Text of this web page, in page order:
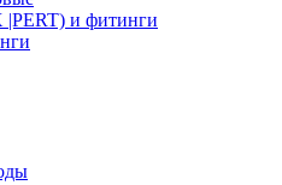
|PERT) и фитинги